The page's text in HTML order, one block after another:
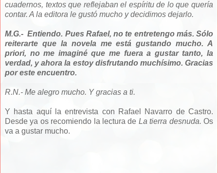
cuadernos, textos que reflejaban el espíritu de lo que quería
contar. A la editora le gustó mucho y decidimos dejarlo.
M.G.- Entiendo. Pues Rafael, no te entretengo más. Sólo
reiterarte que la novela me está gustando mucho. A
priori, no me imaginé que me fuera a gustar tanto, la
verdad, y ahora la estoy disfrutando muchísimo. Gracias
por este encuentro.
R.N.- Me alegro mucho. Y gracias a ti.
Y hasta aquí la entrevista con Rafael Navarro de Castro.
Desde ya os recomiendo la lectura de La tierra desnuda. Os
va a gustar mucho.